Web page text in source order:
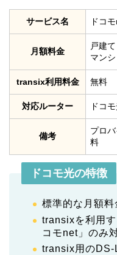
サービス名 ドコ
月額料金
戸建
マン
transix利用料金 無料
対応ルーター ドコ
備考
プロ
料
ドコモ光の特徴
標準的な月額料
transixを利用
コモnet」のみ
transix用のDS-